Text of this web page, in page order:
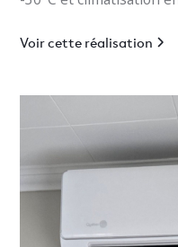
Voir cette réalisation